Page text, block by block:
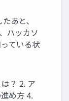
あと、
ハッカソ
ている状
？ 2. ア
め⽅ 4.